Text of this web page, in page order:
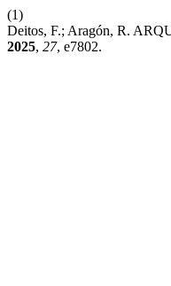
(1)
Deitos, F.; Aragón, R.
2025, 27, e7802.